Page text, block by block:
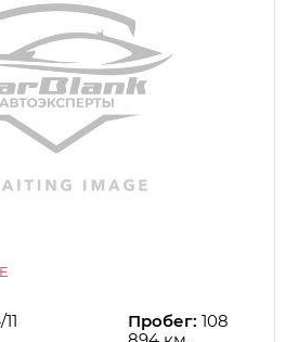
Пробег: 108